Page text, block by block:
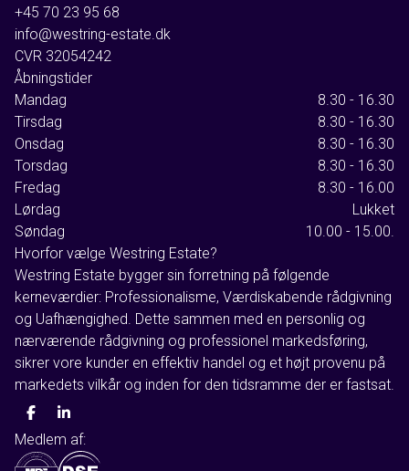
+45 70 23 95 68
info@westring-estate.dk
CVR 32054242
Åbningstider
Mandag
8.30 - 16.30
Tirsdag
8.30 - 16.30
Onsdag
8.30 - 16.30
Torsdag
8.30 - 16.30
Fredag
8.30 - 16.00
Lørdag
Lukket
Søndag
10.00 - 15.00.
Hvorfor vælge Westring Estate?
Westring Estate bygger sin forretning på følgende
kerneværdier: Professionalisme, Værdiskabende rådgivning
og Uafhængighed. Dette sammen med en personlig og
nærværende rådgivning og professionel markedsføring,
sikrer vore kunder en effektiv handel og et højt provenu på
markedets vilkår og inden for den tidsramme der er fastsat.
Medlem af: